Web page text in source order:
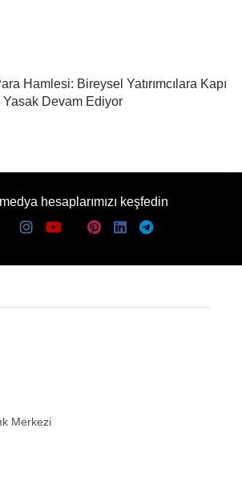
Hamlesi: Bireysel Yatırımcılara Kapı
Yasak Devam Ediyor
hesaplarımızı keşfedin
Merkezi